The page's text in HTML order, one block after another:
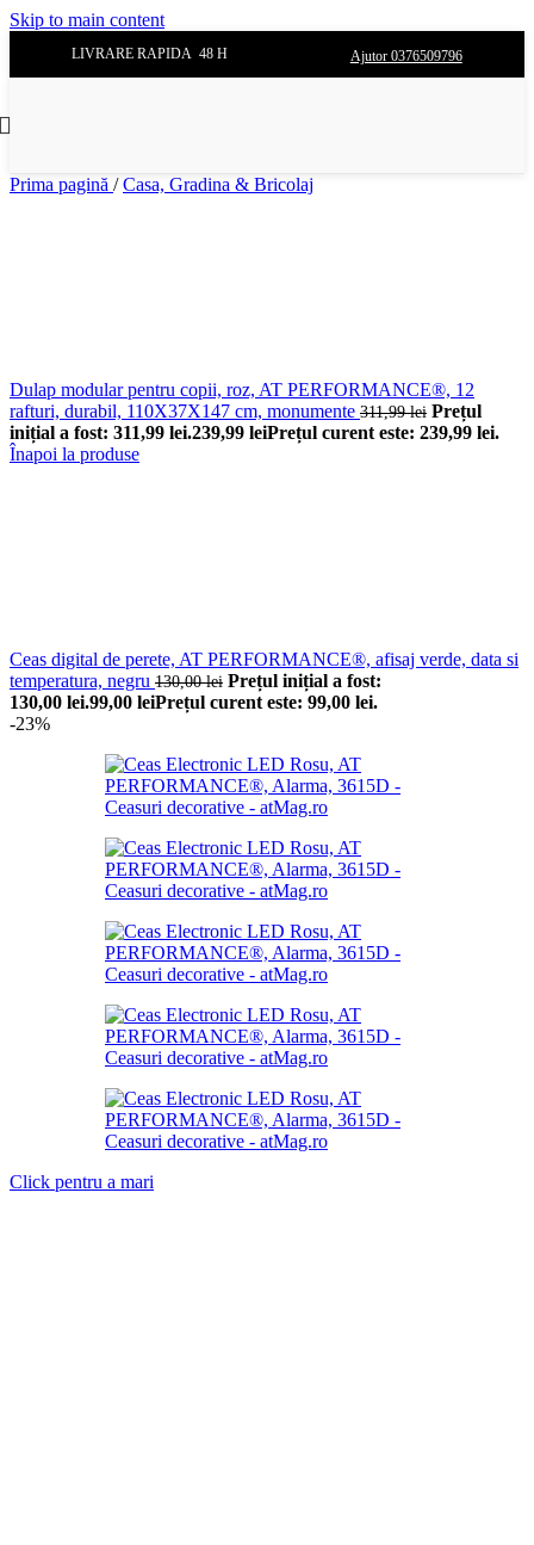
Skip to main content
LIVRARE RAPIDA 48 H Ajutor 0376509796
Prima pagină / Casa, Gradina & Bricolaj
Dulap modular pentru copii, roz, AT PERFORMANCE®, 12
rafturi, durabil, 110X37X147 cm, monumente 311,99lei Prețul
inițial a fost: 311,99 lei.239,99 leiPrețul curent este: 239,99 lei.
Înapoi la produse
Ceas digital de perete, AT PERFORMANCE®, afisaj verde, data si
temperatura, negru 130,00lei Prețul inițial a fost:
130,00 lei.99,00 leiPrețul curent este: 99,00 lei.
-23%
Click pentru a mari